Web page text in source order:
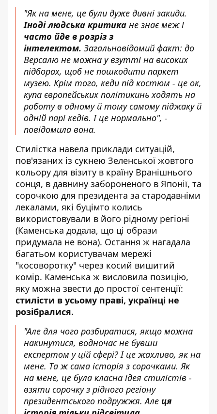
"Як на мене, це були дуже дивні закиди.
Іноді людська критика не знає меж і
часто йде в розріз з
інтелектом. Загальновідомий факт: до
Версалю не можна у взутті на високих
підборах, щоб не пошкодити паркет
музею. Крім того, кеди під костюм - це ок,
купа європейських політикинь ходять на
роботу в одному й тому самому піджаку й
одній парі кедів. І це нормально", -
повідомила вона.
Стилістка навела приклади ситуацій,
пов'язаних із сукнею Зеленської жовтого
кольору для візиту в країну Вранішнього
сонця, в давнину забороненого в Японії, та
сорочкою для президента за стародавніми
лекалами, які буцімто колись
використовували в його рідному регіоні
(Каменська додала, що ці образи
придумала не вона). Остання ж нагадала
багатьом користувачам мережі
"косоворотку" через косий вишитий
комір. Каменська ж висловила позицію,
яку можна звести до простої сентенції:
стилісти в усьому праві, українці не
розібралися.
"Але для чого розбиратися, якщо можна
накинутися, водночас не бувши
експертом у цій сфері? І це жахливо, як на
мене. Та ж сама історія з сорочками. Як
на мене, це була класна ідея стилістів -
взяти сорочку з рідного регіону
президентського подружжя. Але ця